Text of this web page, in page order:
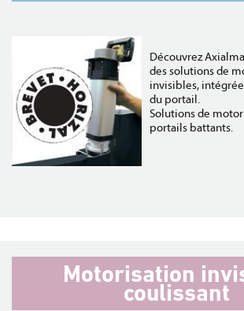
Découvrez
des solutions de
invisibles,
du portail.
Solutions de
portails battants.
Motorisation
coulissant